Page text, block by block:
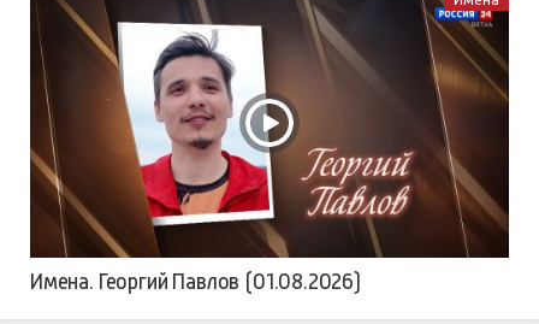
Имена. Георгий Павлов (01.08.2026)